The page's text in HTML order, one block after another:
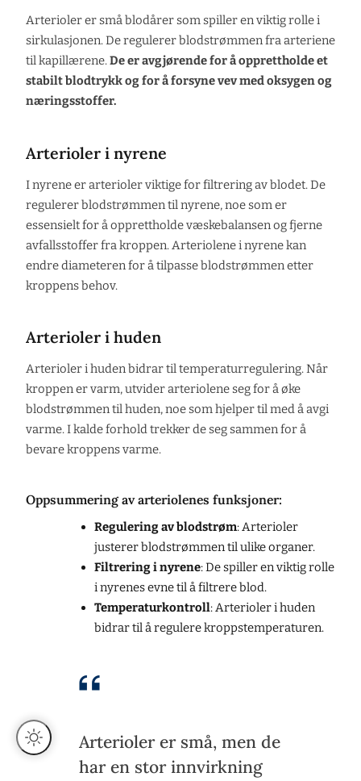
Arterioler er små blodårer som spiller en viktig rolle i
sirkulasjonen. De regulerer blodstrømmen fra arteriene
til kapillærene.De er avgjørende for å opprettholde et
stabilt blodtrykk og for å forsyne vev med oksygen og
næringsstoffer.
Arterioler i nyrene
I nyrene er arterioler viktige for filtrering av blodet. De
regulerer blodstrømmen til nyrene, noe som er
essensielt for å opprettholde væskebalansen og fjerne
avfallsstoffer fra kroppen. Arteriolene i nyrene kan
endre diameteren for å tilpasse blodstrømmen etter
kroppens behov.
Arterioler i huden
Arterioler i huden bidrar til temperaturregulering. Når
kroppen er varm, utvider arteriolene seg for å øke
blodstrømmen til huden, noe som hjelper til med å avgi
varme. I kalde forhold trekker de seg sammen for å
bevare kroppens varme.
Oppsummering av arteriolenes funksjoner:
Regulering av blodstrøm: Arterioler
justerer blodstrømmen til ulike organer.
Filtrering i nyrene: De spiller en viktig rolle
i nyrenes evne til å filtrere blod.
Temperaturkontroll: Arterioler i huden
bidrar til å regulere kroppstemperaturen.
Arterioler er små, men de
har en stor innvirkning